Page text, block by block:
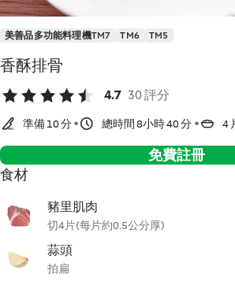
美善品多功能料理機TM7 TM6 TM5
香酥排骨
4.7 30 評分
準備 10 分 總時間 8小時 40 分 4
免費註冊
食材
豬里肌肉
切4片(每片約0.5公分厚)
蒜頭
拍扁